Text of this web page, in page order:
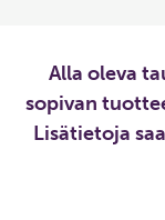
Alla oleva
sopivan
Lisätietoja